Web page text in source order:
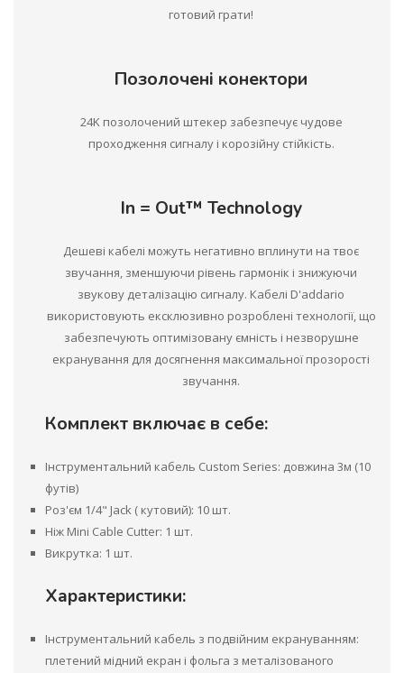
готовий грати!
Позолочені конектори
24K позолочений штекер забезпечує чудове
проходження сигналу і корозійну стійкість.
In = Out™ Technology
Дешеві кабелі можуть негативно вплинути на твоє
звучання, зменшуючи рівень гармонік і знижуючи
звукову деталізацію сигналу. Кабелі D'addario
використовують ексклюзивно розроблені технології, що
забезпечують оптимізовану ємність і незворушне
екранування для досягнення максимальної прозорості
звучання.
Комплект включає в себе:
Інструментальний кабель Custom Series: довжина 3м (10
футів)
Роз'єм 1/4" Jack ( кутовий): 10 шт.
Ніж Mini Cable Cutter: 1 шт.
Викрутка: 1 шт.
Характеристики:
Інструментальний кабель з подвійним екрануванням:
плетений мідний екран і фольга з металізованого